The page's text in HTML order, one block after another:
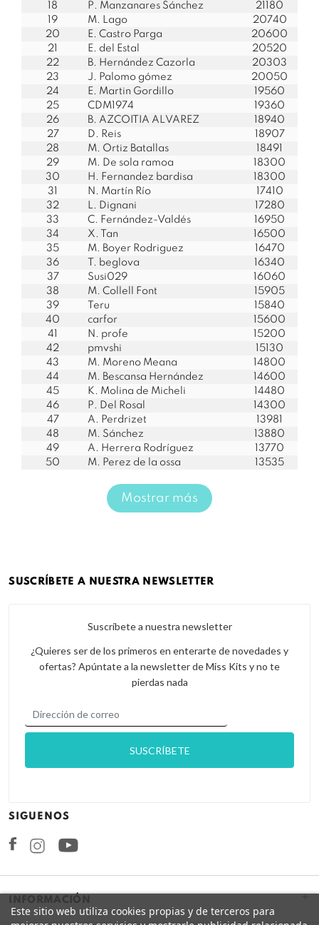
18
P. Manzanares Sánchez
21180
19
M. Lago
20740
20
E. Castro Parga
20600
21
E. del Estal
20520
22
B. Hernández Cazorla
20303
23
J. Palomo gómez
20050
24
E. Martin Gordillo
19560
25
CDM1974
19360
26
B. AZCOITIA ALVAREZ
18940
27
D. Reis
18907
28
M. Ortiz Batallas
18491
29
M. De sola ramoa
18300
30
H. Fernandez bardisa
18300
31
N. Martín Río
17410
32
L. Dignani
17280
33
C. Fernández-Valdés
16950
34
X. Tan
16500
35
M. Boyer Rodriguez
16470
36
T. beglova
16340
37
Susi029
16060
38
M. Collell Font
15905
39
Teru
15840
40
carfor
15600
41
N. profe
15200
42
pmvshi
15130
43
M. Moreno Meana
14800
44
M. Bescansa Hernández
14600
45
K. Molina de Micheli
14480
46
P. Del Rosal
14300
47
A. Perdrizet
13981
48
M. Sánchez
13880
49
A. Herrera Rodríguez
13770
50
M. Perez de la ossa 13535
Mostrar más
INFORMACIÓN +
SUSCRÍBETE A NUESTRA NEWSLETTER
Suscríbete a nuestra newsletter
¿Quieres ser de los primeros en enterarte de novedades y
ofertas? Apúntate a la newsletter de Miss Kits y no te
pierdas nada
SIGUENOS
FacebookInstagram
Este sitio web utiliza cookies propias y de terceros para